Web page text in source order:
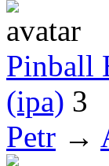
Pinball
(ipa) 3
Petr →